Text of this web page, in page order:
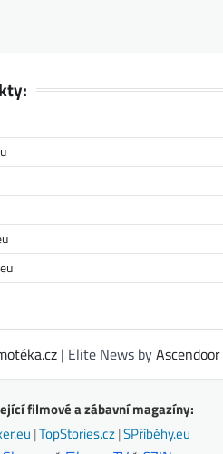
| Elite News byAscendoor
filmové a zábavní magazíny:
|TopStories.cz|SPříběhy.eu